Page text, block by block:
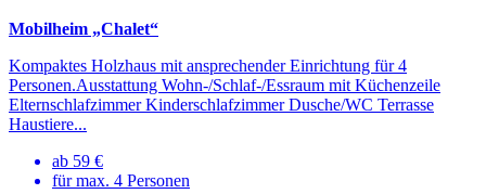
Mobilheim „Chalet“
Kompaktes Holzhaus mit ansprechender Einrichtung für 4
Personen.Ausstattung Wohn-/Schlaf-/Ess­raum mit Küchenzeile
Eltern­schlafzim­mer Kinderschlafzimmer Dusche/WC Terrasse
Haustiere...
ab 59 €
für max. 4 Personen